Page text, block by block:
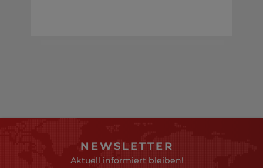
NEWSLETTER
Aktuell informiert bleiben!